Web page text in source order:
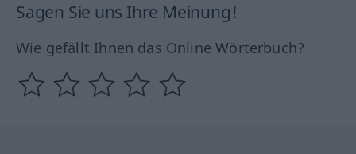
Sagen Sie uns Ihre Meinung!
Wie gefällt Ihnen das Online Wörterbuch?